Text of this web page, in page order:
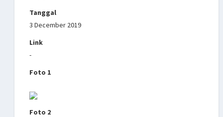
Tanggal
3 December 2019
Link
-
Foto 1
Foto 2